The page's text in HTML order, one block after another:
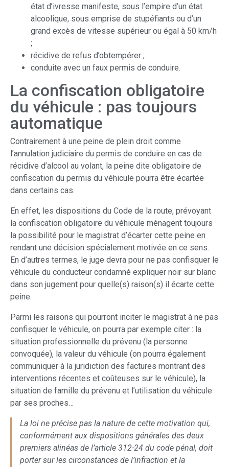
état d’ivresse manifeste, sous l’empire d’un état
alcoolique, sous emprise de stupéfiants ou d’un
grand excès de vitesse supérieur ou égal à 50 km/h
;
récidive de refus d’obtempérer ;
conduite avec un faux permis de conduire.
La confiscation obligatoire
du véhicule : pas toujours
automatique
Contrairement à une peine de plein droit comme
l’annulation judiciaire du permis de conduire en cas de
récidive d’alcool au volant, la peine dite obligatoire de
confiscation du permis du véhicule pourra être écartée
dans certains cas.
En effet, les dispositions du Code de la route, prévoyant
la confiscation obligatoire du véhicule ménagent toujours
la possibilité pour le magistrat d’écarter cette peine en
rendant une décision spécialement motivée en ce sens.
En d’autres termes, le juge devra pour ne pas confisquer le
véhicule du conducteur condamné expliquer noir sur blanc
dans son jugement pour quelle(s) raison(s) il écarte cette
peine.
Parmi les raisons qui pourront inciter le magistrat à ne pas
confisquer le véhicule, on pourra par exemple citer : la
situation professionnelle du prévenu (la personne
convoquée), la valeur du véhicule (on pourra également
communiquer à la juridiction des factures montrant des
interventions récentes et coûteuses sur le véhicule), la
situation de famille du prévenu et l’utilisation du véhicule
par ses proches…
La loi ne précise pas la nature de cette motivation qui,
conformément aux dispositions générales des deux
premiers alinéas de l’article 312-24 du code pénal, doit
porter sur les circonstances de l’infraction et la